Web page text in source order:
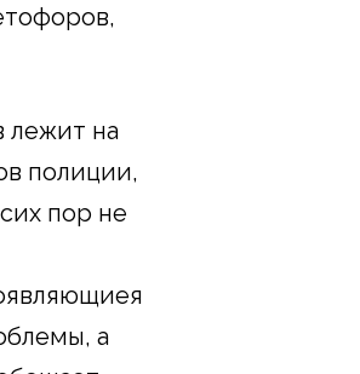
лежит на
полиции,
пор не
а